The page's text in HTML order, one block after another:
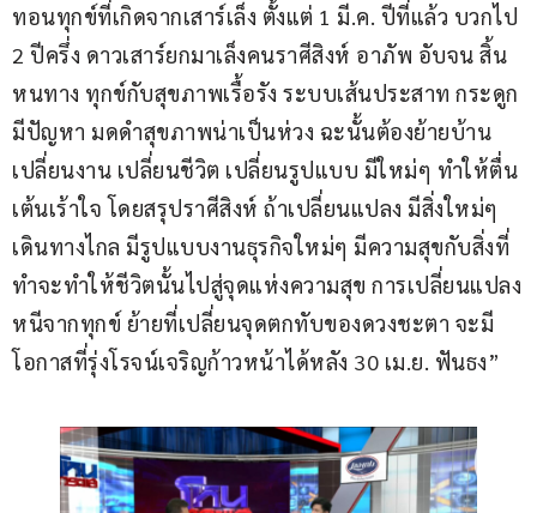
ทอนทุกข์ที่เกิดจากเสาร์เล็ง ตั้งแต่ 1 มี.ค. ปีที่แล้ว บวกไป
2 ปีครึ่ง ดาวเสาร์ยกมาเล็งคนราศีสิงห์ อาภัพ อับจน สิ้น
หนทาง ทุกข์กับสุขภาพเรื้อรัง ระบบเส้นประสาท กระดูก
มีปัญหา มดดำสุขภาพน่าเป็นห่วง ฉะนั้นต้องย้ายบ้าน
เปลี่ยนงาน เปลี่ยนชีวิต เปลี่ยนรูปแบบ มีใหม่ๆ ทำให้ตื่น
เต้นเร้าใจ โดยสรุปราศีสิงห์ ถ้าเปลี่ยนแปลง มีสิ่งใหม่ๆ
เดินทางไกล มีรูปแบบงานธุรกิจใหม่ๆ มีความสุขกับสิ่งที่
ทำจะทำให้ชีวิตนั้นไปสู่จุดแห่งความสุข การเปลี่ยนแปลง
หนีจากทุกข์ ย้ายที่เปลี่ยนจุดตกทับของดวงชะตา จะมี
โอกาสที่รุ่งโรจน์เจริญก้าวหน้าได้หลัง 30 เม.ย. ฟันธง”